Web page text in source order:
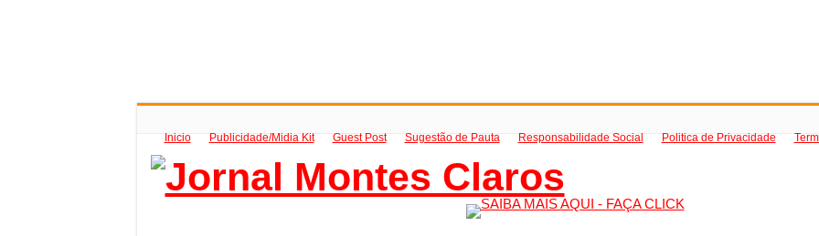
Inicio Publicidade/Midia Kit Guest Post Sugestão de Pauta Responsabilidade Social Politica de Privacidade